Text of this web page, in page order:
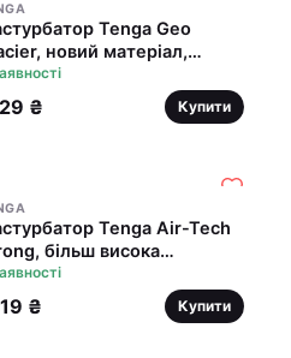
Tenga Geo
новий матеріал,
блоки, новий
розвитку Tenga Egg
₴ Купити
Tenga Air-Tech
більш висока
та
ефект
₴ Купити